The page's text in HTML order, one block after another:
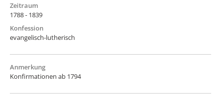
Zeitraum
1788 - 1839
Konfession
evangelisch-lutherisch
Anmerkung
Konfirmationen ab 1794